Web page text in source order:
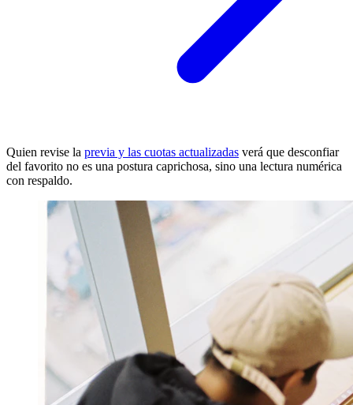
Quien revise la previa y las cuotas actualizadas verá que desconfiar
del favorito no es una postura caprichosa, sino una lectura numérica
con respaldo.